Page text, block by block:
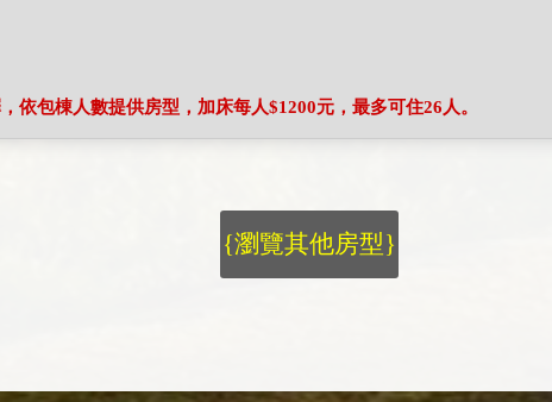
依包棟人數提供房型，加床每人$1200元，最多可住26人。
{瀏覽其他房型}